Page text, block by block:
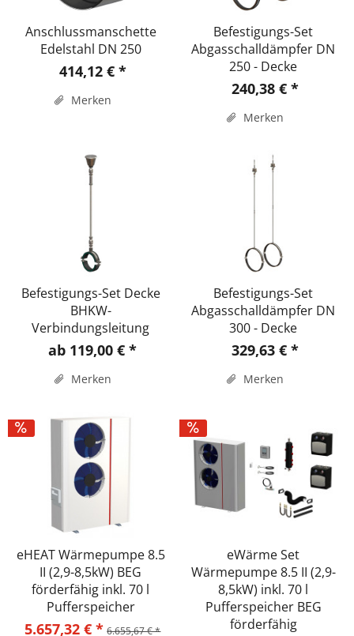
Anschlussmanschette
Edelstahl DN 250
414,12 € *
Merken
Befestigungs-Set
Abgasschalldämpfer DN
250 - Decke
240,38 € *
Merken
Befestigungs-Set Decke
BHKW-
Verbindungsleitung
ab 119,00 € *
Merken
Befestigungs-Set
Abgasschalldämpfer DN
300 - Decke
329,63 € *
Merken
eHEAT Wärmepumpe 8.5
II (2,9-8,5kW) BEG
förderfähig inkl. 70 l
Pufferspeicher
5.657,32 € * 6.655,67 € *
eWärme Set
Wärmepumpe 8.5 II (2,9-
8,5kW) inkl. 70 l
Pufferspeicher BEG
förderfähig